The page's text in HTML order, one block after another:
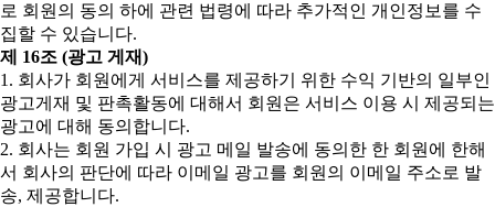
로 회원의 동의 하에 관련 법령에 따라 추가적인 개인정보를 수
집할 수 있습니다.
제 16조 (광고 게재)
1. 회사가 회원에게 서비스를 제공하기 위한 수익 기반의 일부인
광고게재 및 판촉활동에 대해서 회원은 서비스 이용 시 제공되는
광고에 대해 동의합니다.
2. 회사는 회원 가입 시 광고 메일 발송에 동의한 한 회원에 한해
서 회사의 판단에 따라 이메일 광고를 회원의 이메일 주소로 발
송, 제공합니다.